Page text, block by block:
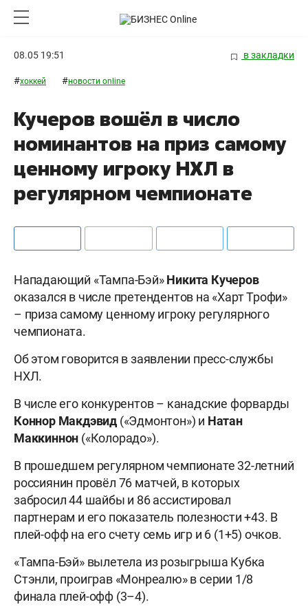
08.05 19:51 в закладки
#хоккей #новости online
Кучеров вошёл в число
номинантов на приз самому
ценному игроку НХЛ в
регулярном чемпионате
Нападающий «Тампа-Бэй»Никита Кучеров
оказался в числе претендентов на «Харт Трофи»
– приза самому ценному игроку регулярного
чемпионата.
Об этом говорится в заявлении пресс-службы
НХЛ.
В числе его конкурентов – канадские форварды
Коннор Макдэвид («Эдмонтон») и Натан
Маккиннон («Колорадо»).
В прошедшем регулярном чемпионате 32-летний
россиянин провёл 76 матчей, в которых
забросил 44 шайбы и 86 ассистировал
партнерам и его показатель полезности +43. В
плей-офф на его счету семь игр и 6 (1+5) очков.
«Тампа-Бэй» вылетела из розыгрыша Кубка
Стэнли, проиграв «Монреалю» в серии 1/8
финала плей-офф (3–4).